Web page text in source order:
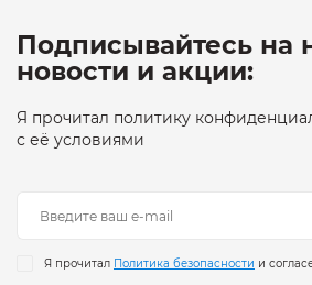
Подписывайтесь на
новости и акции:
Я прочитал политику
с её условиями
Я прочитал Политика безопасности и